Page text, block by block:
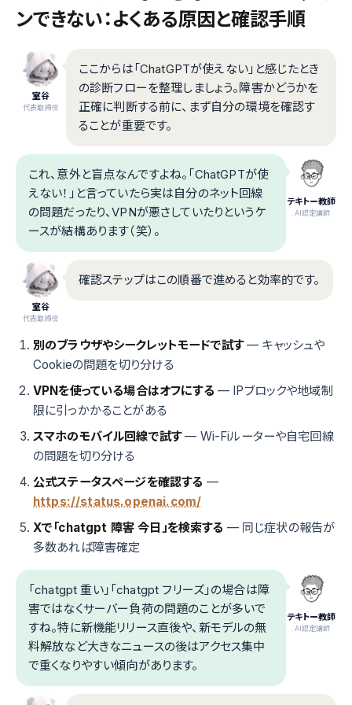
ンできない：よくある原因と確認手順
室谷
代表取締役
ここからは「ChatGPTが使えない」と感じたとき
の診断フローを整理しましょう。障害かどうかを
正確に判断する前に、まず自分の環境を確認す
ることが重要です。
テキトー教師
.AI認定講師
これ、意外と盲点なんですよね。「ChatGPTが使
えない！」と言っていたら実は自分のネット回線
の問題だったり、VPNが悪さしていたりというケ
ースが結構あります（笑）。
室谷
代表取締役
確認ステップはこの順番で進めると効率的です。
別のブラウザやシークレットモードで試す— キャッシュや
Cookieの問題を切り分ける
VPNを使っている場合はオフにする — IPブロックや地域制
限に引っかかることがある
スマホのモバイル回線で試す— Wi-Fiルーターや自宅回線
の問題を切り分ける
公式ステータスページを確認する —
https://status.openai.com/
Xで「chatgpt 障害 今日」を検索する — 同じ症状の報告が
多数あれば障害確定
テキトー教師
.AI認定講師
「chatgpt 重い」「chatgpt フリーズ」の場合は障
害ではなくサーバー負荷の問題のことが多いで
すね。特に新機能リリース直後や、新モデルの無
料解放など大きなニュースの後はアクセス集中
で重くなりやすい傾向があります。